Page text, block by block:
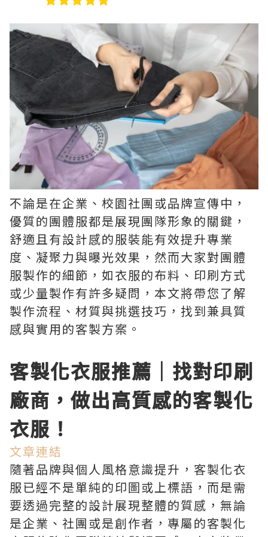
不論是在企業、校園社團或品牌宣傳中，
優質的團體服都是展現團隊形象的關鍵，
舒適且有設計感的服裝能有效提升專業
度、凝聚力與曝光效果，然而大家對團體
服製作的細節，如衣服的布料、印刷方式
或少量製作有許多疑問，本文將帶您了解
製作流程、材質與挑選技巧，找到兼具質
感與實用的客製方案。
客製化衣服推薦｜找對印刷
廠商，做出高質感的客製化
衣服！
文章連結
隨著品牌與個人風格意識提升，客製化衣
服已經不是單純的印圖或上標語，而是需
要透過完整的設計展現整體的質感，無論
是企業、社團或是創作者，專屬的客製化